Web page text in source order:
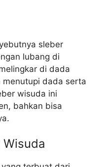
sleber
lubang di
di dada
menutupi dada serta
wisuda ini
bahkan bisa